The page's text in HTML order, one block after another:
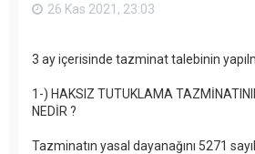
26 Kas 2021, 23:03
3 ay içerisinde tazminat talebinin
1-) HAKSIZ TUTUKLAMA
NEDİR ?
Tazminatın yasal dayanağını 5271